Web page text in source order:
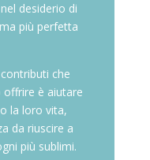
desiderio di
più perfetta
che
offrire è aiutare
la loro vita,
da riuscire a
più sublimi.